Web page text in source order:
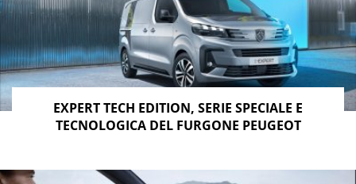
EXPERT TECH EDITION, SERIE SPECIALE E
TECNOLOGICA DEL FURGONE PEUGEOT